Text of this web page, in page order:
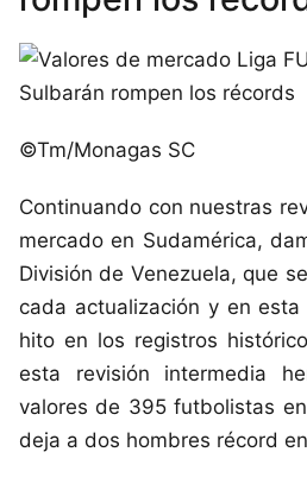
©Tm/Monagas SC
Continuando con nuestras
mercado en Sudamérica,
División de Venezuela, que
cada actualización y en
hito en los registros
esta revisión intermedia
valores de 395 futbolistas
deja a dos hombres récord